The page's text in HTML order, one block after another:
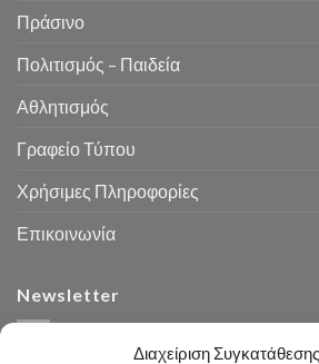
Διαχείριση Συγκατάθεσης
Πράσινο
Πολιτισμός – Παιδεία
Αθλητισμός
Γραφείο Τύπου
Χρήσιμες Πληροφορίες
Επικοινωνία
Newsletter